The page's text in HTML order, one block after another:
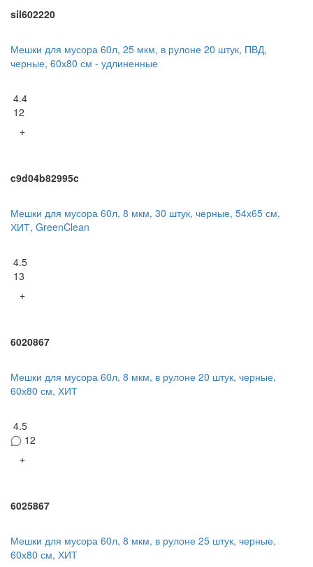
sil602220
Мешки для мусора 60л, 25 мкм, в рулоне 20 штук, ПВД,
черные, 60х80 см - удлиненные
4.4
12
+
c9d04b82995c
Мешки для мусора 60л, 8 мкм, 30 штук, черные, 54х65 см,
ХИТ, GreenClean
4.5
13
+
6020867
Мешки для мусора 60л, 8 мкм, в рулоне 20 штук, черные,
60х80 см, ХИТ
4.5
12
+
6025867
Мешки для мусора 60л, 8 мкм, в рулоне 25 штук, черные,
60х80 см, ХИТ